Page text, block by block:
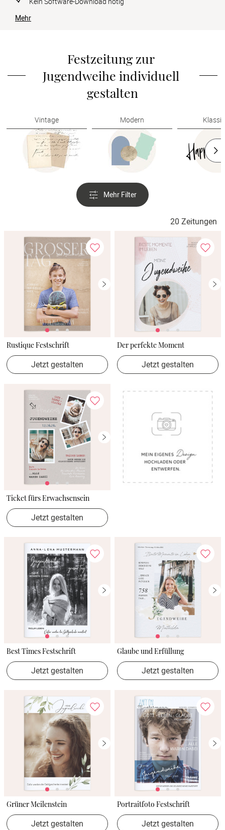
Mehr
Festzeitung zur
Jugendweihe individuell
gestalten
Vintage Modern
Mehr Filter
20 Zeitungen
Rustique Festschrift
Jetzt gestalten
Der perfekte Moment
Jetzt gestalten
Ticket fürs Erwachsensein
Jetzt gestalten
Best Times Festschrift
Jetzt gestalten
Glaube und Erfüllung
Jetzt gestalten
Grüner Meilenstein
Jetzt gestalten
Portraitfoto Festschrift
Jetzt gestalten